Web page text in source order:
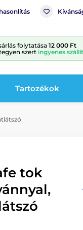
folytatása 12 000 Ft
szert ingyenes
Tartozékok
tok